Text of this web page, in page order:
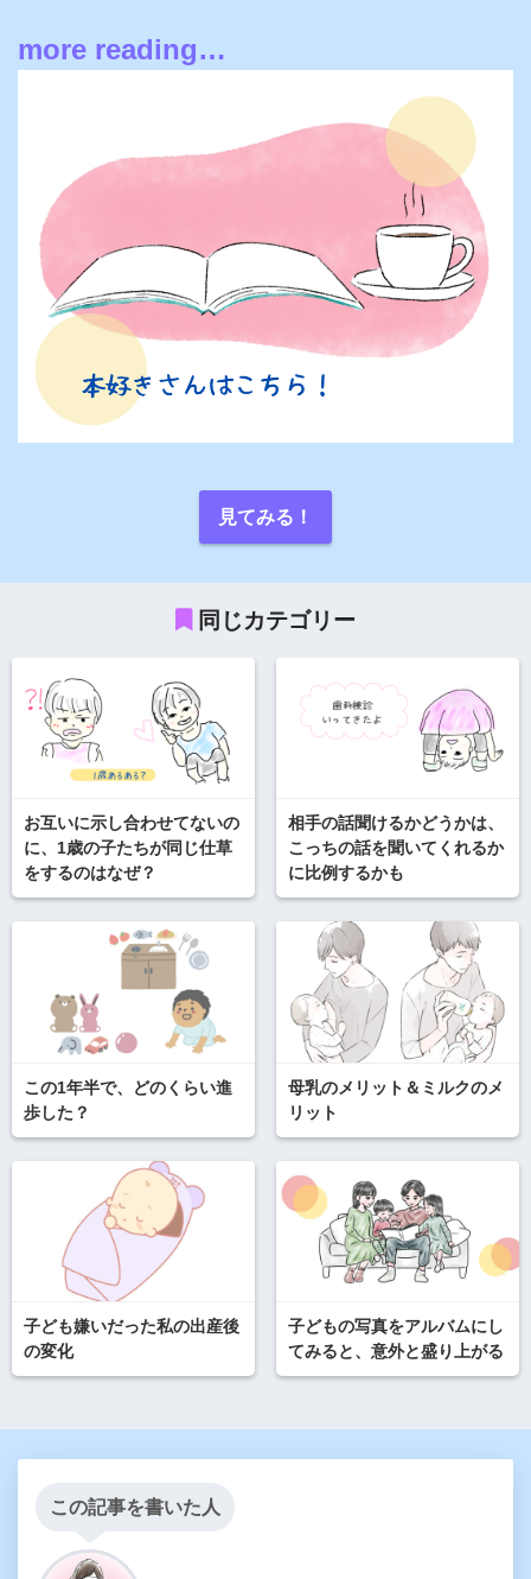
more reading…
見てみる！
同じカテゴリー
お互いに示し合わせてないの
に、1歳の子たちが同じ仕草
をするのはなぜ？
相手の話聞けるかどうかは、
こっちの話を聞いてくれるか
に比例するかも
この1年半で、どのくらい進
歩した？
母乳のメリット＆ミルクのメ
リット
子ども嫌いだった私の出産後
の変化
子どもの写真をアルバムにし
てみると、意外と盛り上がる
この記事を書いた人